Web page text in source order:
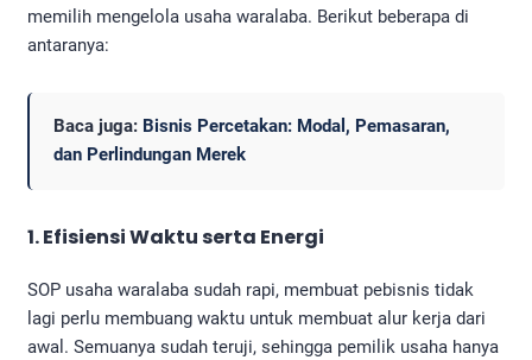
memilih mengelola usaha waralaba. Berikut beberapa di
antaranya:
Baca juga: Bisnis Percetakan: Modal, Pemasaran,
dan Perlindungan Merek
1. Efisiensi Waktu serta Energi
SOP usaha waralaba sudah rapi, membuat pebisnis tidak
lagi perlu membuang waktu untuk membuat alur kerja dari
awal. Semuanya sudah teruji, sehingga pemilik usaha hanya